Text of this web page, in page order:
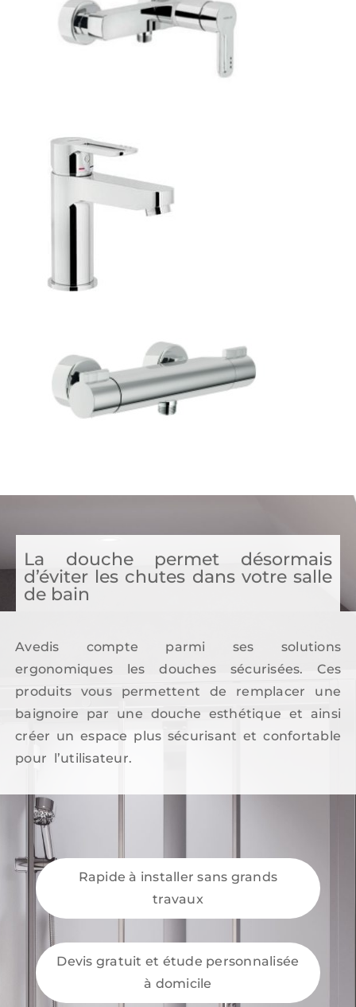
La douche permet désormais
d’éviter les chutes dans votre salle
de bain
Avedis compte parmi ses solutions
ergonomiques les douches sécurisées. Ces
produits vous permettent de remplacer une
baignoire par une douche esthétique et ainsi
créer un espace plus sécurisant et confortable
pour l’utilisateur.
Rapide à installer sans grands
travaux
Devis gratuit et étude personnalisée
à domicile